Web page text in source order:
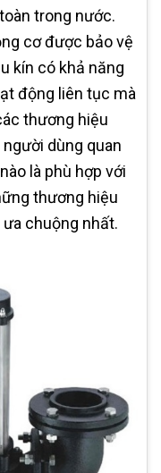
trong nước.
cơ được bảo vệ
kín có khả năng
động liên tục mà
thương hiệu
dùng quan
là phù hợp với
thương hiệu
chuộng nhất.